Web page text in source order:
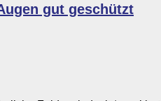
gut geschützt